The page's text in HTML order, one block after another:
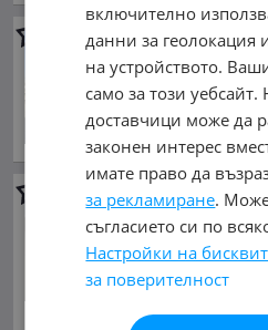
Scania
При
Цената е
март 2026
обл. София, с.
VW
6 600 €
12
Цената е
включително
данни за геолокация
на устройството.
само за този уебсайт.
доставчици може да
законен интерес
имате право да
за рекламиране.
съгласието си по
Настройки на
за поверителност